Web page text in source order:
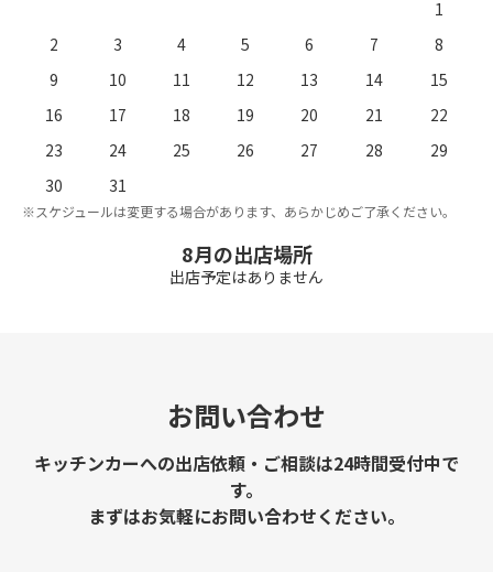
1
2
3 4 5 6 7
8
9
10 11 12 13 14
15
16
17 18 19 20 21
22
23
24 25 26 27 28
29
30
31
※スケジュールは変更する場合があります、あらかじめご了承ください。
8月の出店場所
出店予定はありません
お問い合わせ
キッチンカーへの出店依頼・ご相談は24時間受付中で
す。
まずはお気軽にお問い合わせください。